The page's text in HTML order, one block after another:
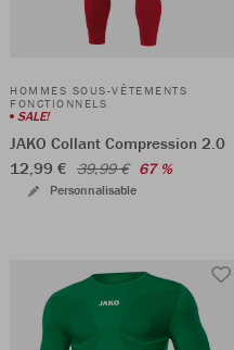
HOMMES SOUS-VÊTEMENTS
FONCTIONNELS
SALE!
JAKO Collant Compression 2.0
12,99 € 39,99 € 67 %
Personnalisable